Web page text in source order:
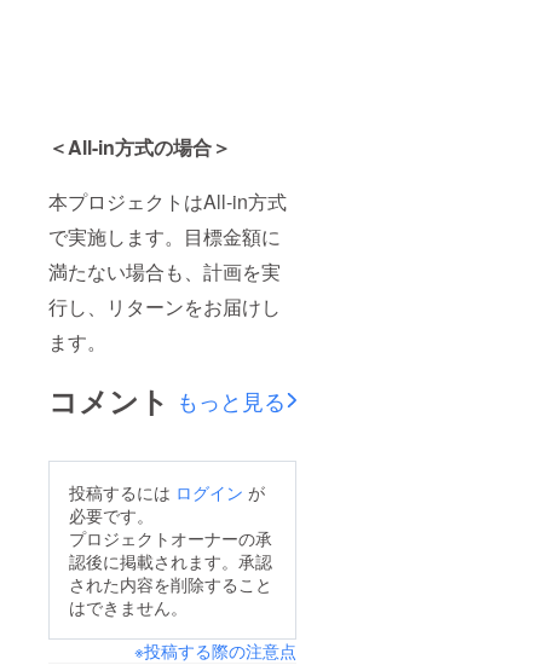
＜All-in方式の場合＞
本プロジェクトはAll-in方式
で実施します。目標金額に
満たない場合も、計画を実
行し、リターンをお届けし
ます。
コメント もっと見る
投稿するには ログイン が
必要です。
プロジェクトオーナーの承
認後に掲載されます。承認
された内容を削除すること
はできません。
※投稿する際の注意点